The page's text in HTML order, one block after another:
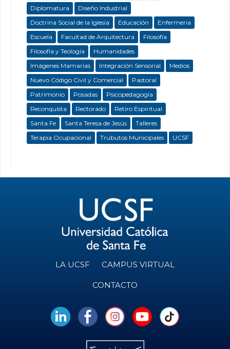
Diplomatura
Diseño Industrial
Doctrina Social de la Iglesia
Educación
Enfermeria
Escuela
Facultad de Arquitectura
Filosofía
Filosofía y Teología
Humanidades
Imágenes Mamarias
Integración Sensorial
Medios
Nuevo Código Civil y Comercial
Pastoral
Patrimonio
Posadas
Psicopedagogía
Reconquista
Rectorado
Retiro Espiritual
Santa Fe
Santa Teresa de Jesús
Talleres
Terapia Ocupacional
Trubutos Municipales UCSF
LA UCSF CAMPUS VIRTUAL
CONTACTO